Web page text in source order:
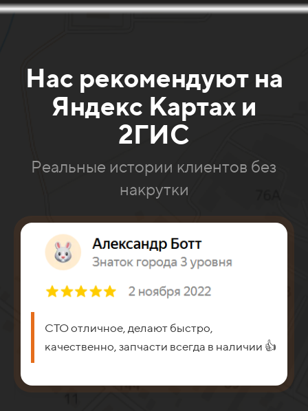
Нас рекомендуют на
Яндекс Картах и
2ГИС
Реальные истории клиентов без
накрутки
СТО отличное, делают быстро,
качественно, запчасти всегда в наличии 👍